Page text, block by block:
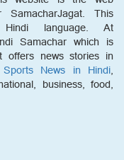
This
language. At
Samachar which is
offers news stories in
Sports News in Hindi,
business, food,